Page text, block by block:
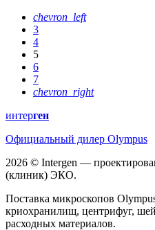
chevron_left
3
4
5
6
7
chevron_right
интерген
Официальный дилер Olympus
2026 © Intergen —
(клиник) ЭКО.
Поставка микроскопов
криохранилищ, центрифуг,
расходных материалов.